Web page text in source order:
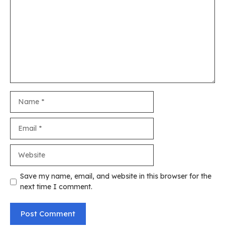
Save my name, email, and website in this browser for the
next time I comment.